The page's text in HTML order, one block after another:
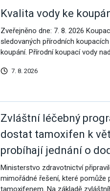
Kvalita vody ke
Zveřejněno dne: 7. 8. 2026
sledovaných přírodních
koupání. Přírodní koupací vody
7. 8. 2026
Zvláštní léčebný
dostat tamoxifen k
probíhají jednání o
Ministerstvo zdravotnictví
mimořádné řešení, které pomůže
tamoxifenem. Na základě